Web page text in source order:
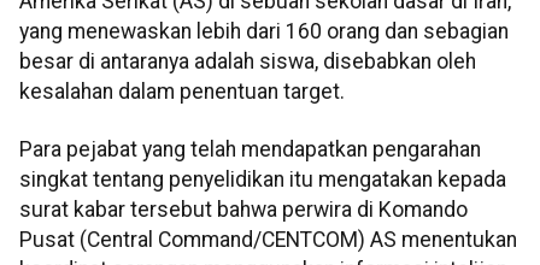
yang menewaskan lebih dari 160 orang dan sebagian
besar di antaranya adalah siswa, disebabkan oleh
kesalahan dalam penentuan target.
Para pejabat yang telah mendapatkan pengarahan
singkat tentang penyelidikan itu mengatakan kepada
surat kabar tersebut bahwa perwira di Komando
Pusat (Central Command/CENTCOM) AS menentukan